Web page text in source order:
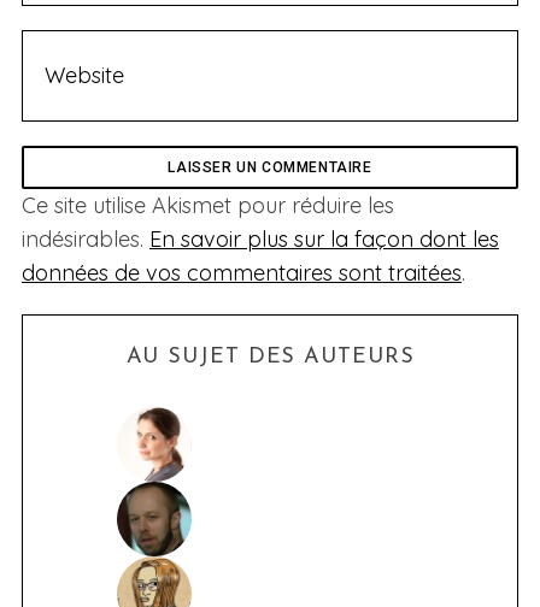
Ce site utilise Akismet pour réduire les
indésirables. En savoir plus sur la façon dont les
données de vos commentaires sont traitées.
AU SUJET DES AUTEURS